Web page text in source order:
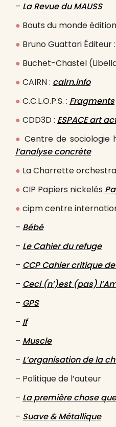
– La Revue du MAUSS
● Bouts du monde
● Bruno Guattari Éditeur :
● Buchet-Chastel
● CAIRN : cairn.info
● C.C.L.O.P.S. : Fragments
● CDD3D : ESPACE art
● Centre de sociologie
l’analyse concrète
● La Charrette
● CIP Papiers nickelés
● cipm centre
– Bébé
– Le Cahier du refuge
– CCP Cahier critique
– Ceci (n’)est (pas)
– GPS
– If
– Muscle
– L’organisation de la
– Politique de l’auteur
– La première chose
– Suave & Métallique